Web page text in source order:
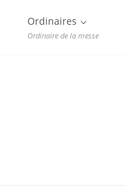
Ordinaires
Ordinaire de la messe